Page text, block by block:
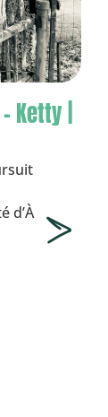
Ketty |
d’À